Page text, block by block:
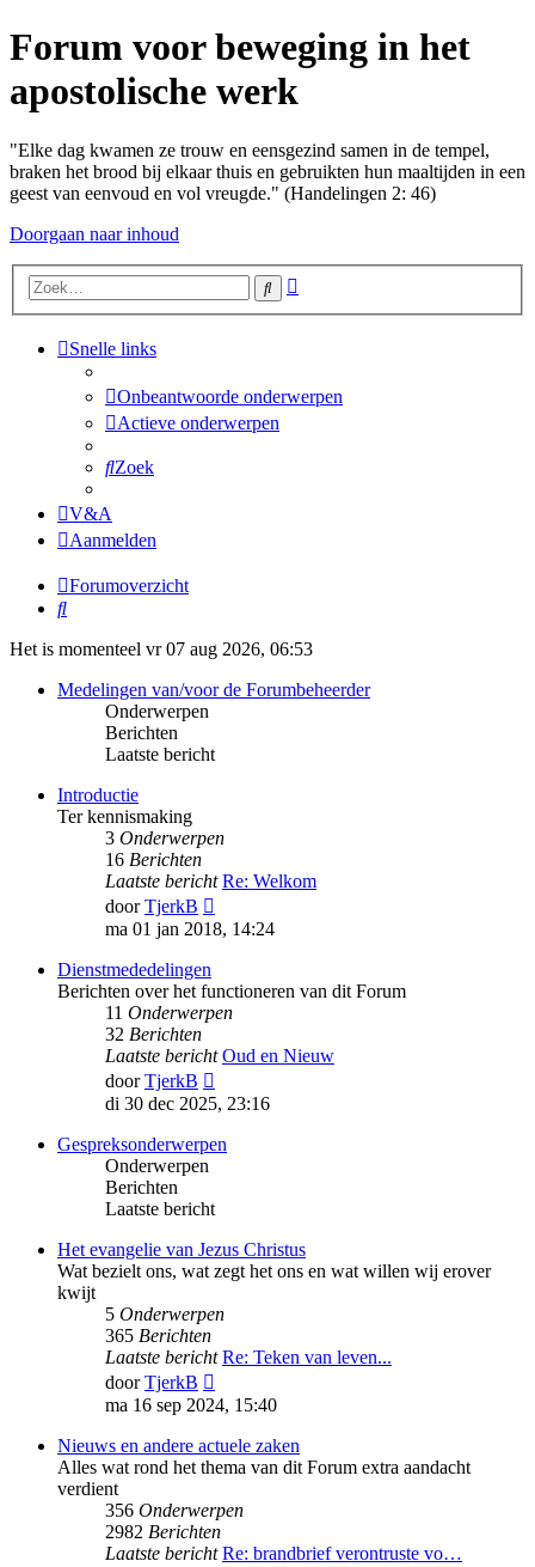
Forum voor beweging in het
apostolische werk
"Elke dag kwamen ze trouw en eensgezind samen in de tempel,
braken het brood bij elkaar thuis en gebruikten hun maaltijden in een
geest van eenvoud en vol vreugde." (Handelingen 2: 46)
Doorgaan naar inhoud
Zoek
Snelle links
Onbeantwoorde onderwerpen
Actieve onderwerpen
Zoek
V&A
Aanmelden
Forumoverzicht
Zoek
Het is momenteel vr 07 aug 2026, 06:53
Medelingen van/voor de Forumbeheerder
Onderwerpen
Berichten
Laatste bericht
Introductie
Ter kennismaking
3 Onderwerpen
16 Berichten
Laatste bericht Re: Welkom
doorTjerkB
laatste
ma 01 jan 2018, 14:24
Dienstmededelingen
Berichten over het functioneren van dit Forum
11 Onderwerpen
32 Berichten
Laatste bericht Oud en Nieuw
doorTjerkB
laatste
di 30 dec 2025, 23:16
Gespreksonderwerpen
Onderwerpen
Berichten
Laatste bericht
Het evangelie van Jezus Christus
Wat bezielt ons, wat zegt het ons en wat willen wij erover
kwijt
5 Onderwerpen
365 Berichten
Laatste bericht Re: Teken van leven...
doorTjerkB
laatste
ma 16 sep 2024, 15:40
Nieuws en andere actuele zaken
Alles wat rond het thema van dit Forum extra aandacht
verdient
356 Onderwerpen
2982 Berichten
Laatste bericht Re: brandbrief verontruste vo…